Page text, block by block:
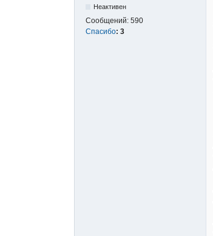
Неактивен
Сообщений: 590
Спасибо: 3